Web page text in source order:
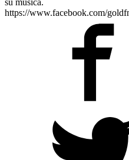
https://www.facebook.com/